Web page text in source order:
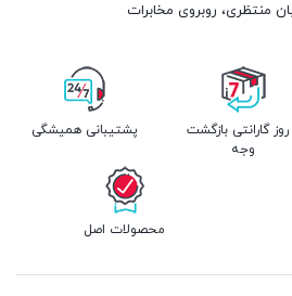
منتظری، روبروی مخابرات
۷ روز گارانتی بازگشت
وجه
پشتیبانی همیشگی
محصولات اصل